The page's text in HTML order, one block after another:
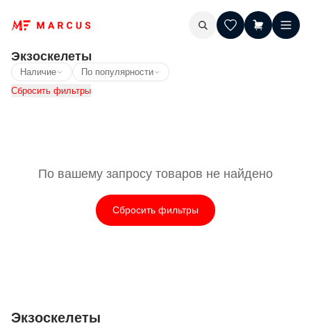
Экзоскелеты
Наличие
По популярности
Сбросить фильтры
По вашему запросу товаров не найдено
Сбросить фильтры
Экзоскелеты